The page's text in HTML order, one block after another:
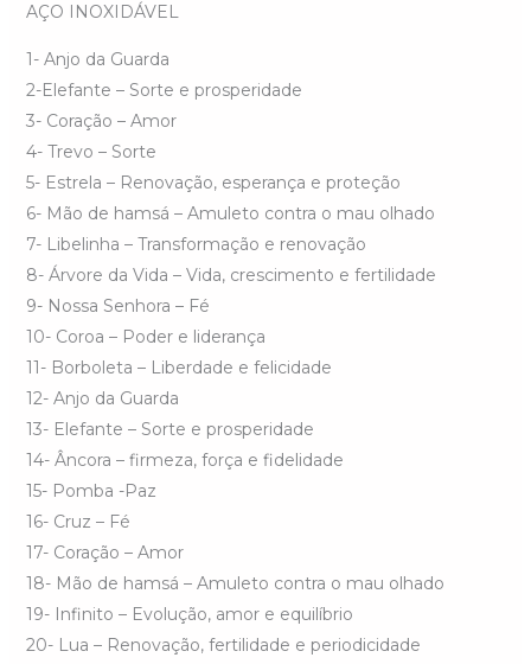
AÇO INOXIDÁVEL
1- Anjo da Guarda
2-Elefante – Sorte e prosperidade
3- Coração – Amor
4- Trevo – Sorte
5- Estrela – Renovação, esperança e proteção
6- Mão de hamsá – Amuleto contra o mau olhado
7- Libelinha – Transformação e renovação
8- Árvore da Vida – Vida, crescimento e fertilidade
9- Nossa Senhora – Fé
10- Coroa – Poder e liderança
11- Borboleta – Liberdade e felicidade
12- Anjo da Guarda
13- Elefante – Sorte e prosperidade
14- Âncora – firmeza, força e fidelidade
15- Pomba -Paz
16- Cruz – Fé
17- Coração – Amor
18- Mão de hamsá – Amuleto contra o mau olhado
19- Infinito – Evolução, amor e equilíbrio
20- Lua – Renovação, fertilidade e periodicidade